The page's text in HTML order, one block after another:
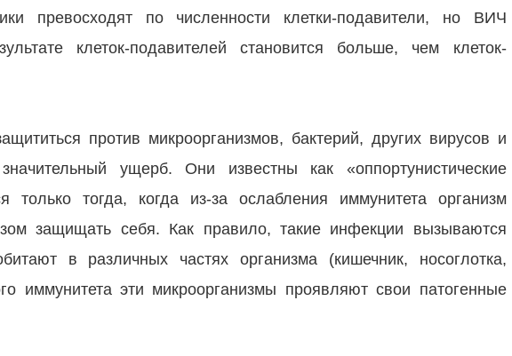
превосходят по численности клетки-подавители, но ВИЧ
клеток-подавителей становится больше, чем клеток-
против микроорганизмов, бактерий, других вирусов и
ущерб. Они известны как «оппортунистические
тогда, когда из-за ослабления иммунитета организм
защищать себя. Как правило, такие инфекции вызываются
в различных частях организма (кишечник, носоглотка,
иммунитета эти микроорганизмы проявляют свои патогенные